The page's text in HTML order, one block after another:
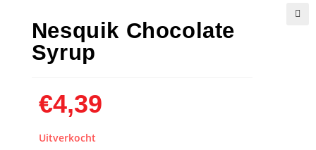
Nesquik Chocolate
Syrup
€4,39
Uitverkocht